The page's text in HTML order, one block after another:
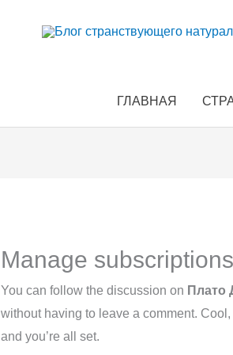
ГЛАВНАЯ
Manage subscriptions
You can follow the discussion on Плато
without having to leave a comment.
and you’re all set.